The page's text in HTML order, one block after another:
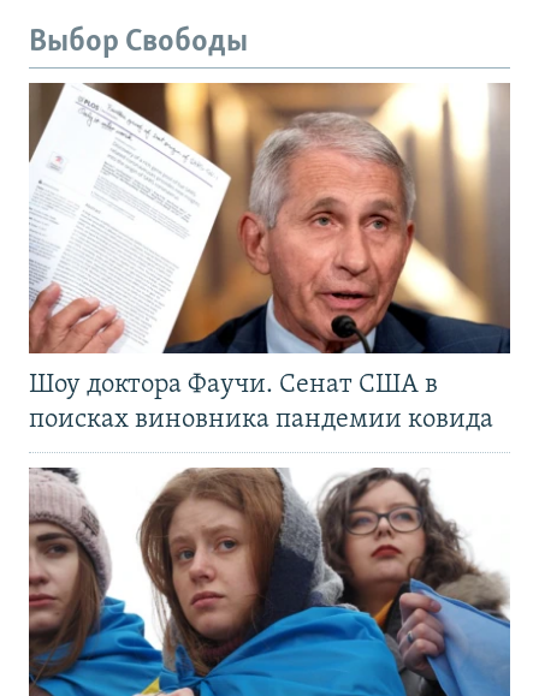
Выбор Свободы
Шоу доктора Фаучи. Сенат США в
поисках виновника пандемии ковида